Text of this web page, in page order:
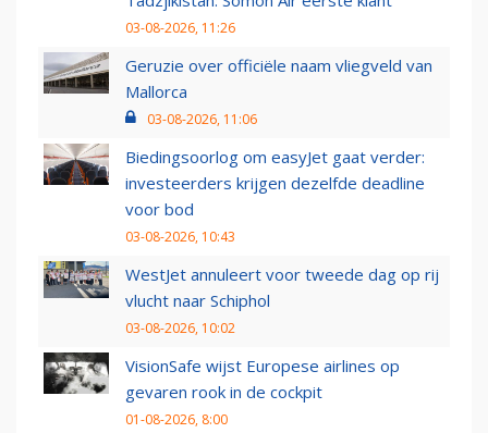
03-08-2026, 11:26
Geruzie over officiële naam vliegveld van
Mallorca
03-08-2026, 11:06
Biedingsoorlog om easyJet gaat verder:
investeerders krijgen dezelfde deadline
voor bod
03-08-2026, 10:43
WestJet annuleert voor tweede dag op rij
vlucht naar Schiphol
03-08-2026, 10:02
VisionSafe wijst Europese airlines op
gevaren rook in de cockpit
01-08-2026, 8:00